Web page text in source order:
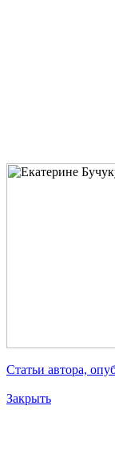
Статьи автора,
Закрыть